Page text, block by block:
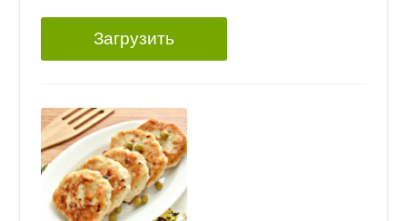
Загрузить